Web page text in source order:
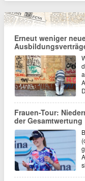
Erneut weniger
Frauen-Tour:
der Gesamtwertung